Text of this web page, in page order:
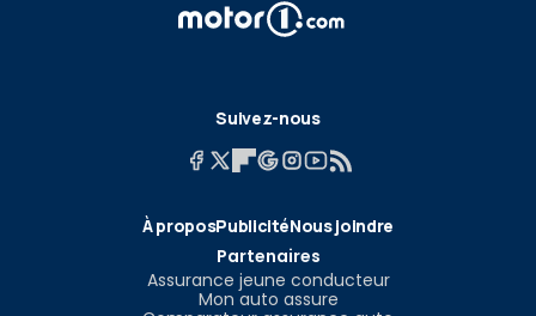
Suivez-nous
À proposPublicitéNous joindre
Partenaires
Assurance jeune conducteur
Mon auto assure